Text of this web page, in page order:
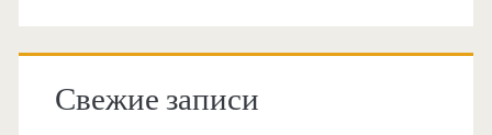
Свежие записи